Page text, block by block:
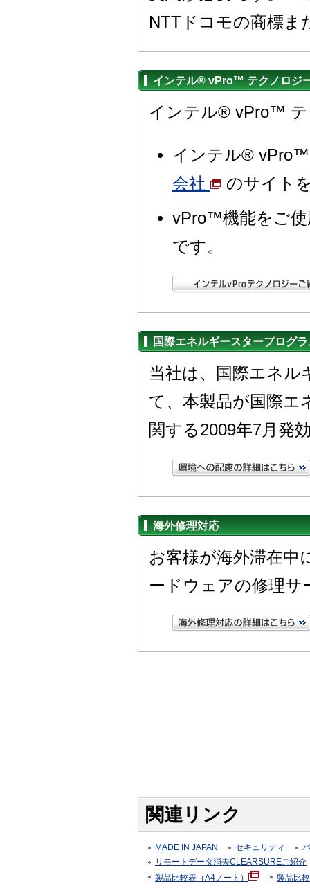
NTTドコモの商標ま
インテル® vPro™ テクノロジ
インテル® vPro™ テ
インテル®
会社
のサイト
vPro™機能をご
です。
国際エネルギースタープログ
当社は、国際エネル
て、本製品が国際エ
関する2009年7月発
海外修理対応
お客様が海外滞在中
ードウェアの修理サ
関連リンク
MADE IN JAPAN セキュリティ
リモートデータ消去CLEARSUREご紹介
製品比較表（A4ノート）
製品比